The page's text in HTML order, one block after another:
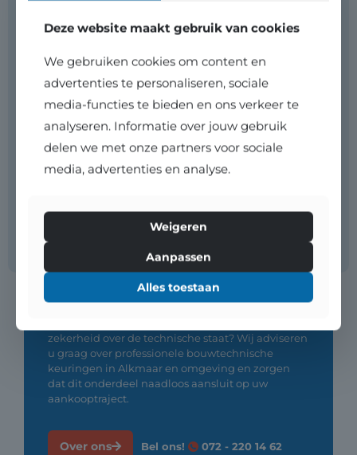
Een logisch onderdeel
Een bouwtechnische keuring maakt onderdeel
uit van een doordachte aankoopstrategie. Wij
stemmen planning, ontbindende voorwaarden
en rapportage zorgvuldig op elkaar af. Dankzij
korte lijnen verloopt dit proces efficiënt en zonder
onnodige vertraging.
zekerheid over de technische staat? Wij adviseren
u graag over professionele bouwtechnische
keuringen in Alkmaar en omgeving en zorgen
dat dit onderdeel naadloos aansluit op uw
aankooptraject.
Over ons Bel ons! 072 - 220 14 62
Deze website maakt gebruik van cookies
We gebruiken cookies om content en
advertenties te personaliseren, sociale
media-functies te bieden en ons verkeer te
analyseren. Informatie over jouw gebruik
delen we met onze partners voor sociale
media, advertenties en analyse.
Weigeren
Aanpassen
Alles toestaan